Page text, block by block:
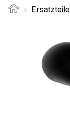
Ersatzteile